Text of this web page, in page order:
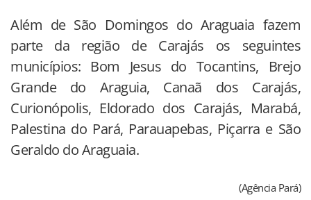
Além de São Domingos do Araguaia fazem
parte da região de Carajás os seguintes
municípios: Bom Jesus do Tocantins, Brejo
Grande do Araguia, Canaã dos Carajás,
Curionópolis, Eldorado dos Carajás, Marabá,
Palestina do Pará, Parauapebas, Piçarra e São
Geraldo do Araguaia.
(Agência Pará)